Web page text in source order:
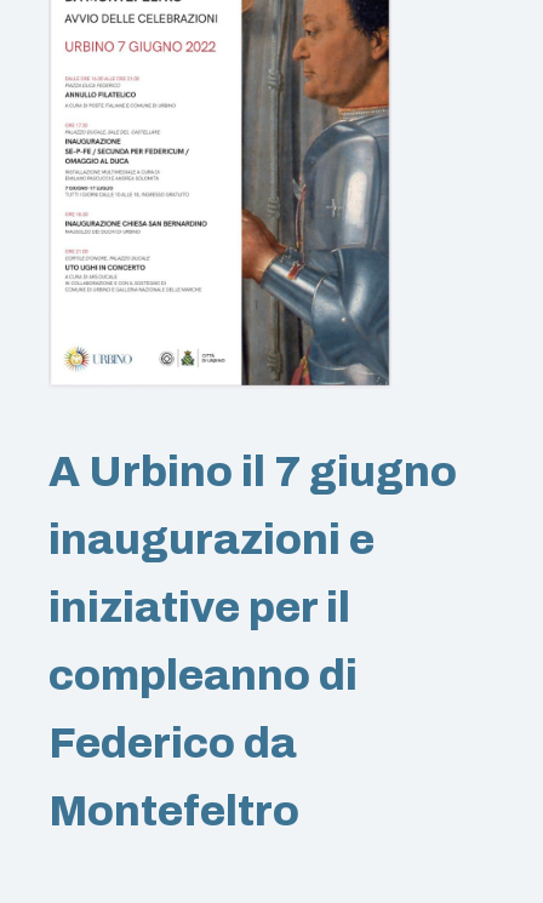
A Urbino il 7 giugno
inaugurazioni e
iniziative per il
compleanno di
Federico da
Montefeltro